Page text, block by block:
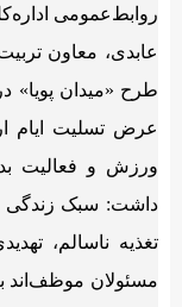
روابط‌عمومی
عابدی، معاون
طرح «میدان
عرض تسلیت ایام
ورزش و فعالیت
داشت: سبک زندگی
تغذیه ناسالم،
مسئولان موظف‌اند